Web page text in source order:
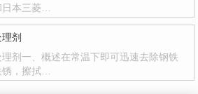
本三菱…
剂
理剂一、概述在常温下即可迅速去除钢铁
，擦拭…